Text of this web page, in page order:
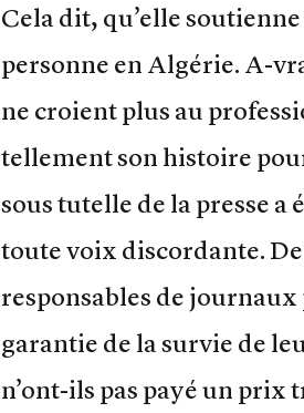
Cela dit, qu’elle
personne en Algérie. A-
ne croient plus au
tellement son histoire
sous tutelle de la presse
toute voix discordante.
responsables de
garantie de la survie de
n’ont-ils pas payé un prix